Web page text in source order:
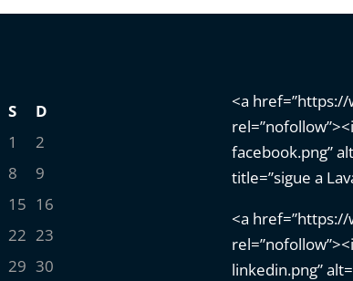
S
D
1
2
8
9
15 16
22 23
29 30
<a href=”https://
facebook.png”
title=”sigue a
<a
linkedin.png”